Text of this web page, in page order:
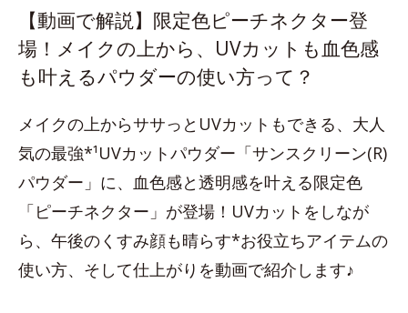
【動画で解説】限定色ピーチネクター登
場！メイクの上から、UVカットも血色感
も叶えるパウダーの使い方って？
メイクの上からササっとUVカットもできる、大人
気の最強*¹UVカットパウダー「サンスクリーン(R)
パウダー」に、血色感と透明感を叶える限定色
「ピーチネクター」が登場！UVカットをしなが
ら、午後のくすみ顔も晴らす*お役立ちアイテムの
使い方、そして仕上がりを動画で紹介します♪